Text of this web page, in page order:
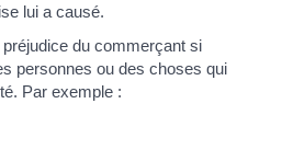
lui a causé.
du commerçant si
personnes ou des choses qui
Par exemple :